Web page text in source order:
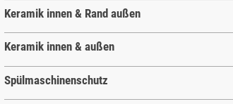
Keramik innen & Rand außen
Keramik innen & außen
Spülmaschinenschutz